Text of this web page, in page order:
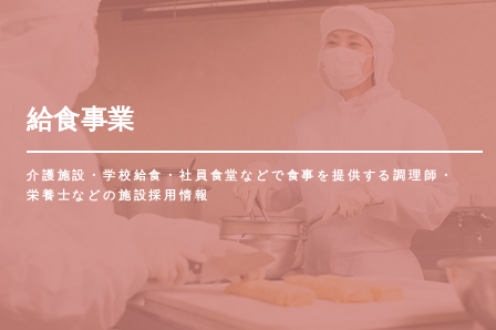
給食事業
介護施設・学校給食・社員食堂などで食事を提供する調理師・
栄養士などの施設採用情報